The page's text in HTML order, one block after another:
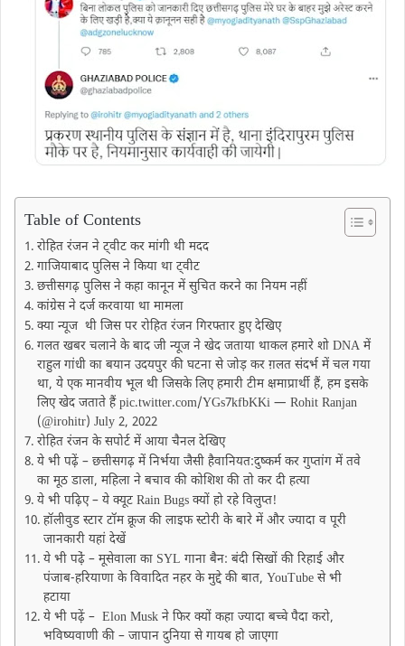
Table of Contents
रोहित रंजन ने ट्वीट कर मांगी थी मदद
गाजियाबाद पुलिस ने किया था ट्वीट
छत्तीसगढ़ पुलिस ने कहा कानून में सुचित करने का नियम नहीं
कांग्रेस ने दर्ज करवाया था मामला
क्या न्यूज थी जिस पर रोहित रंजन गिरफ्तार हुए देखिए
गलत खबर चलाने के बाद जी न्यूज ने खेद जताया थाकल हमारे शो DNA में
राहुल गांधी का बयान उदयपुर की घटना से जोड़ कर ग़लत संदर्भ में चल गया
था, ये एक मानवीय भूल थी जिसके लिए हमारी टीम क्षमाप्रार्थी हैं, हम इसके
लिए खेद जताते हैं pic.twitter.com/YGs7kfbKKi — Rohit Ranjan
(@irohitr) July 2, 2022
रोहित रंजन के सपोर्ट में आया चैनल देखिए
ये भी पढ़ें – छत्तीसगढ़ में निर्भया जैसी हैवानियत:दुष्कर्म कर गुप्तांग में तवे
का मूठ डाला, महिला ने बचाव की कोशिश की तो कर दी हत्या
ये भी पढ़िए – ये क्यूट Rain Bugs क्यों हो रहे विलुप्त!
हॉलीवुड स्टार टॉम क्रूज की लाइफ स्टोरी के बारे में और ज्यादा व पूरी
जानकारी यहां देखें
ये भी पढे़ं – मूसेवाला का SYL गाना बैन: बंदी सिखों की रिहाई और
पंजाब-हरियाणा के विवादित नहर के मुद्दे की बात, YouTube से भी
हटाया
ये भी पढ़ें – Elon Musk ने फिर क्यों कहा ज्यादा बच्चे पैदा करो,
भविष्यवाणी की – जापान दुनिया से गायब हो जाएगा